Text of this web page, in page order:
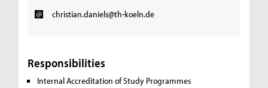
christian.daniels@th-koeln.de
Responsibilities
Internal Accreditation of Study Programmes